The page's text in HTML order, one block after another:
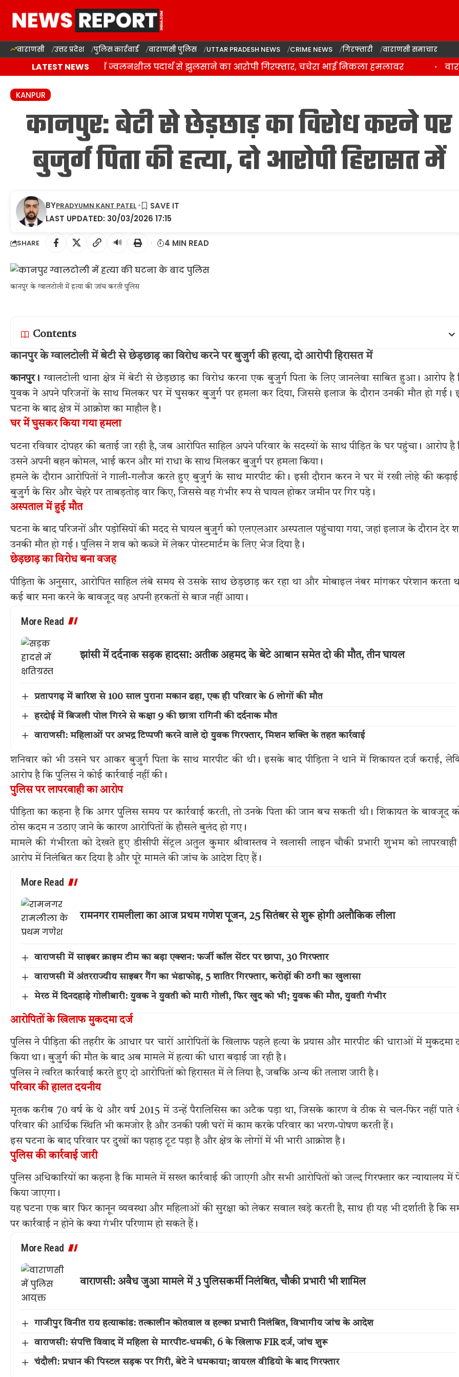
वाराणसी उत्तर प्रदेश पुलिस कार्रवाई वाराणसी पुलिस UTTAR PRADESH NEWS CRIME NEWS गिरफ्तारी वाराणसी समाचार
LATEST NEWS
राजातालाब में ज्वलनशील पदार्थ से झुलसाने का आरोपी गिरफ्तार, चचेरा भाई निकला हमलावर
KANPUR
कानपुर: बेटी से छेड़छाड़ का विरोध करने पर
बुजुर्ग पिता की हत्या, दो आरोपी हिरासत में
LAST UPDATED: 30/03/2026 17:15
BYPRADYUMN KANT PATEL
SHARE 🔊 4 MIN READ
कानपुर के ग्वालटोली में हत्या की जांच करती पुलिस
Contents
कानपुर के ग्वालटोली में बेटी से छेड़छाड़ का विरोध करने पर बुजुर्ग की हत्या, दो आरोपी हिरासत में
कानपुर। ग्वालटोली थाना क्षेत्र में बेटी से छेड़छाड़ का विरोध करना एक बुजुर्ग पिता के लिए जानलेवा साबित हुआ। आरोप है
युवक ने अपने परिजनों के साथ मिलकर घर में घुसकर बुजुर्ग पर हमला कर दिया, जिससे इलाज के दौरान उनकी मौत हो गई।
घटना के बाद क्षेत्र में आक्रोश का माहौल है।
घर में घुसकर किया गया हमला
घटना रविवार दोपहर की बताई जा रही है, जब आरोपित साहिल अपने परिवार के सदस्यों के साथ पीड़ित के घर पहुंचा। आरोप है
उसने अपनी बहन कोमल, भाई करन और मां राधा के साथ मिलकर बुजुर्ग पर हमला किया।
हमले के दौरान आरोपितों ने गाली-गलौज करते हुए बुजुर्ग के साथ मारपीट की। इसी दौरान करन ने घर में रखी लोहे की
बुजुर्ग के सिर और चेहरे पर ताबड़तोड़ वार किए, जिससे वह गंभीर रूप से घायल होकर जमीन पर गिर पड़े।
अस्पताल में हुई मौत
घटना के बाद परिजनों और पड़ोसियों की मदद से घायल बुजुर्ग को एलएलआर अस्पताल पहुंचाया गया, जहां इलाज के दौरान देर
उनकी मौत हो गई। पुलिस ने शव को कब्जे में लेकर पोस्टमार्टम के लिए भेज दिया है।
छेड़छाड़ का विरोध बना वजह
पीड़िता के अनुसार, आरोपित साहिल लंबे समय से उसके साथ छेड़छाड़ कर रहा था और मोबाइल नंबर मांगकर परेशान करता
कई बार मना करने के बावजूद वह अपनी हरकतों से बाज नहीं आया।
More Read
झांसी में दर्दनाक सड़क हादसा: अतीक अहमद के बेटे आबान समेत दो की मौत, तीन घायल
प्रतापगढ़ में बारिश से 100 साल पुराना मकान ढहा, एक ही परिवार के 6 लोगों की मौत
हरदोई में बिजली पोल गिरने से कक्षा 9 की छात्रा रागिनी की दर्दनाक मौत
वाराणसी: महिलाओं पर अभद्र टिप्पणी करने वाले दो युवक गिरफ्तार, मिशन शक्ति के तहत कार्रवाई
शनिवार को भी उसने घर आकर बुजुर्ग पिता के साथ मारपीट की थी। इसके बाद पीड़िता ने थाने में शिकायत दर्ज कराई,
आरोप है कि पुलिस ने कोई कार्रवाई नहीं की।
पुलिस पर लापरवाही का आरोप
पीड़िता का कहना है कि अगर पुलिस समय पर कार्रवाई करती, तो उनके पिता की जान बच सकती थी। शिकायत के बावजूद
ठोस कदम न उठाए जाने के कारण आरोपितों के हौसले बुलंद हो गए।
मामले की गंभीरता को देखते हुए डीसीपी सेंट्रल अतुल कुमार श्रीवास्तव ने खलासी लाइन चौकी प्रभारी शुभम को
आरोप में निलंबित कर दिया है और पूरे मामले की जांच के आदेश दिए हैं।
More Read
रामनगर रामलीला का आज प्रथम गणेश पूजन, 25 सितंबर से शुरू होगी अलौकिक लीला
वाराणसी में साइबर क्राइम टीम का बड़ा एक्शन: फर्जी कॉल सेंटर पर छापा, 30 गिरफ्तार
वाराणसी में अंतरराज्यीय साइबर गैंग का भंडाफोड़, 5 शातिर गिरफ्तार, करोड़ों की ठगी का खुलासा
मेरठ में दिनदहाड़े गोलीबारी: युवक ने युवती को मारी गोली, फिर खुद को भी; युवक की मौत, युवती गंभीर
आरोपितों के खिलाफ मुकदमा दर्ज
पुलिस ने पीड़िता की तहरीर के आधार पर चारों आरोपितों के खिलाफ पहले हत्या के प्रयास और मारपीट की धाराओं में मुकदमा
किया था। बुजुर्ग की मौत के बाद अब मामले में हत्या की धारा बढ़ाई जा रही है।
पुलिस ने त्वरित कार्रवाई करते हुए दो आरोपितों को हिरासत में ले लिया है, जबकि अन्य की तलाश जारी है।
परिवार की हालत दयनीय
मृतक करीब 70 वर्ष के थे और वर्ष 2015 में उन्हें पैरालिसिस का अटैक पड़ा था, जिसके कारण वे ठीक से चल-फिर नहीं पाते
परिवार की आर्थिक स्थिति भी कमजोर है और उनकी पत्नी घरों में काम करके परिवार का भरण-पोषण करती हैं।
इस घटना के बाद परिवार पर दुखों का पहाड़ टूट पड़ा है और क्षेत्र के लोगों में भी भारी आक्रोश है।
पुलिस की कार्रवाई जारी
पुलिस अधिकारियों का कहना है कि मामले में सख्त कार्रवाई की जाएगी और सभी आरोपितों को जल्द गिरफ्तार कर न्यायालय में
किया जाएगा।
यह घटना एक बार फिर कानून व्यवस्था और महिलाओं की सुरक्षा को लेकर सवाल खड़े करती है, साथ ही यह भी दर्शाती है कि
पर कार्रवाई न होने के क्या गंभीर परिणाम हो सकते हैं।
More Read
वाराणसी: अवैध जुआ मामले में 3 पुलिसकर्मी निलंबित, चौकी प्रभारी भी शामिल
गाजीपुर विनीत राय हत्याकांड: तत्कालीन कोतवाल व हल्का प्रभारी निलंबित, विभागीय जांच के आदेश
वाराणसी: संपत्ति विवाद में महिला से मारपीट-धमकी, 6 के खिलाफ FIR दर्ज, जांच शुरू
चंदौली: प्रधान की पिस्टल सड़क पर गिरी, बेटे ने धमकाया; वायरल वीडियो के बाद गिरफ्तार